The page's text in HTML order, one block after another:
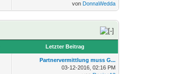
von DonnaWedda
Letzter Beitrag
Partnervermittlung muss G...
03-12-2016, 02:16 PM